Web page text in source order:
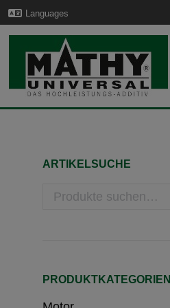
Languages
ARTIKELSUCHE
PRODUKTKATEGORIEN